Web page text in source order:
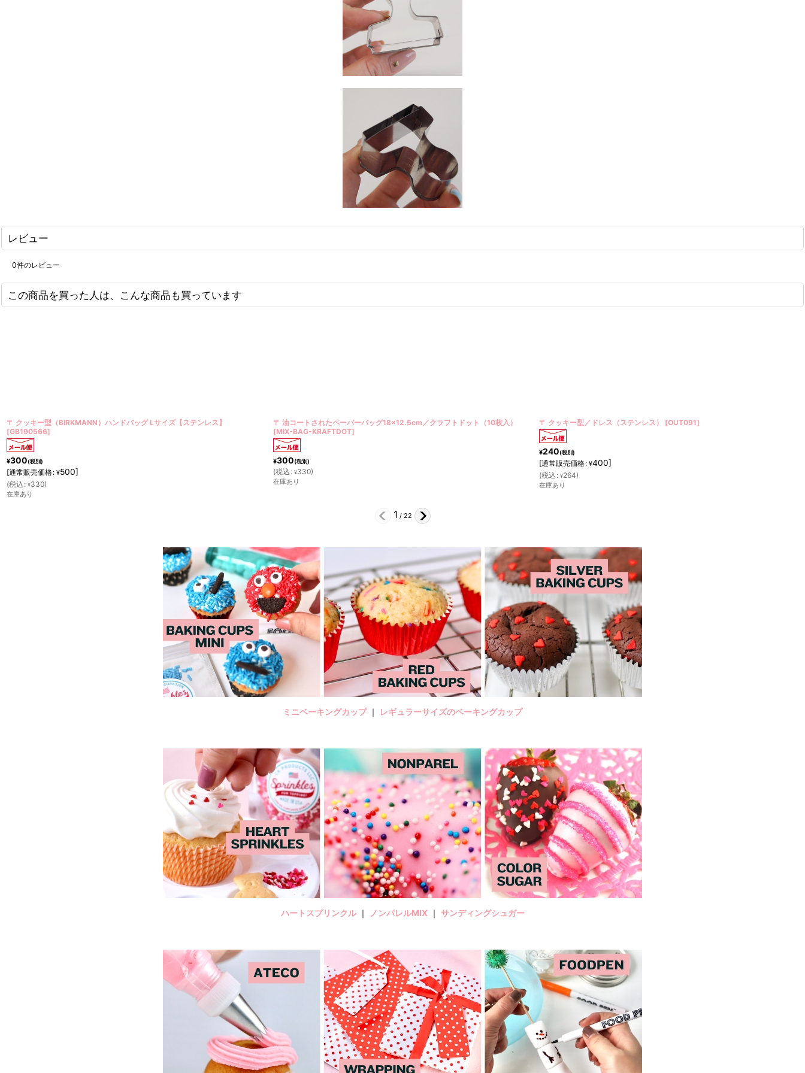
レビュー
0件のレビュー
この商品を買った人は、こんな商品も買っています
〒 油コートされたペーパーバッグ18×12.5cm／クラフトドット（10枚入）
[MIX-BAG-KRAFTDOT
¥300(税別)
(税込: ¥330)
在庫あり
〒 クッキー型／ドレス（ステンレス） [OUT091]
¥240(税別)
[通常販売価格
(税込 : ¥264)
在庫あり
〒 クッキー型（BIRKMANN）カタツムリ [GB121461
¥240(税別)
[通常販売価格: ¥400]
(税込 : ¥264)
在庫あり
2 /22
ミニベーキングカップ｜ レギュラーサイズのベーキングカップ
ハートスプリンクル｜ ノンパレルMIX ｜ サンディングシュガー